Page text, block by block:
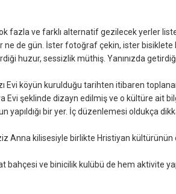
fazla ve farklı alternatif gezilecek yerler
ne de gün. İster fotoğraf çekin, ister bisiklete
huzur, sessizlik müthiş. Yanınızda
Evi köyün kurulduğu tarihten itibaren
şeklinde dizayn edilmiş ve o kültüre ait
yapıldığı bir yer. İç düzenlemesi oldukça
Anna kilisesiyle birlikte Hristiyan kültürünün
ve binicilik kulübü de hem aktivite